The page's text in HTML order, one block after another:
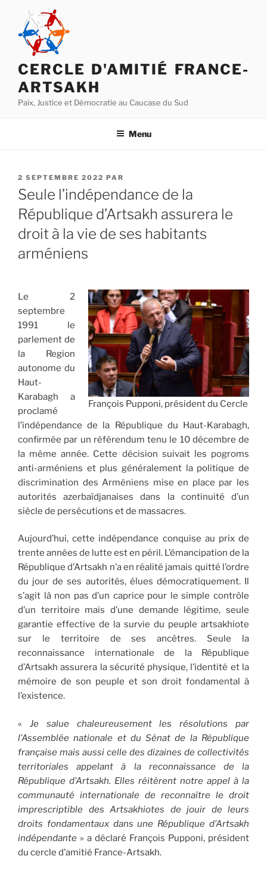
contenu
principal
CERCLE D'AMITIÉ FRANCE-
ARTSAKH
Paix, Justice et Démocratie au Caucase du Sud
Menu
PUBLIÉ
LE
2 SEPTEMBRE 2022 PAR
Seule l’indépendance de la
République d’Artsakh assurera le
droit à la vie de ses habitants
arméniens
François Pupponi, président du Cercle
Le 2
septembre
1991 le
parlement de
la Region
autonome du
Haut-
Karabagh a
proclamé
l’indépendance de la République du Haut-Karabagh,
confirmée par un référendum tenu le 10 décembre de
la même année. Cette décision suivait les pogroms
anti-arméniens et plus généralement la politique de
discrimination des Arméniens mise en place par les
autorités azerbaïdjanaises dans la continuité d’un
siècle de persécutions et de massacres.
Aujourd’hui, cette indépendance conquise au prix de
trente années de lutte est en péril. L’émancipation de la
République d’Artsakh n’a en réalité jamais quitté l’ordre
du jour de ses autorités, élues démocratiquement. Il
s’agit là non pas d’un caprice pour le simple contrôle
d’un territoire mais d’une demande légitime, seule
garantie effective de la survie du peuple artsakhiote
sur le territoire de ses ancêtres. Seule la
reconnaissance internationale de la République
d’Artsakh assurera la sécurité physique, l’identité et la
mémoire de son peuple et son droit fondamental à
l’existence.
« Je salue chaleureusement les résolutions par
l’Assemblée nationale et du Sénat de la République
française mais aussi celle des dizaines de collectivités
territoriales appelant à la reconnaissance de la
République d’Artsakh. Elles réitèrent notre appel à la
communauté internationale de reconnaître le droit
imprescriptible des Artsakhiotes de jouir de leurs
droits fondamentaux dans une République d’Artsakh
indépendante » a déclaré François Pupponi, président
du cercle d’amitié France-Artsakh.